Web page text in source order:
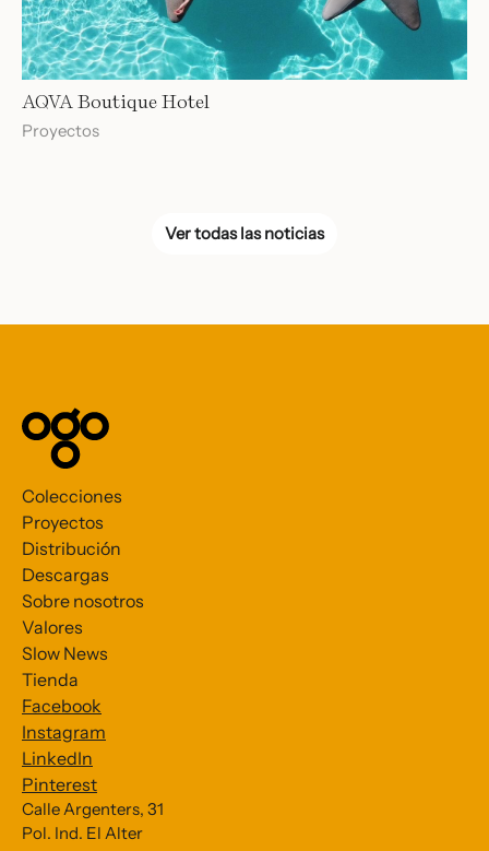
AQVA Boutique Hotel
Proyectos
Ver todas las noticias
Colecciones
Proyectos
Distribución
Descargas
Sobre nosotros
Valores
Slow News
Tienda
Facebook
Instagram
LinkedIn
Pinterest
Calle Argenters, 31
Pol. Ind. El Alter